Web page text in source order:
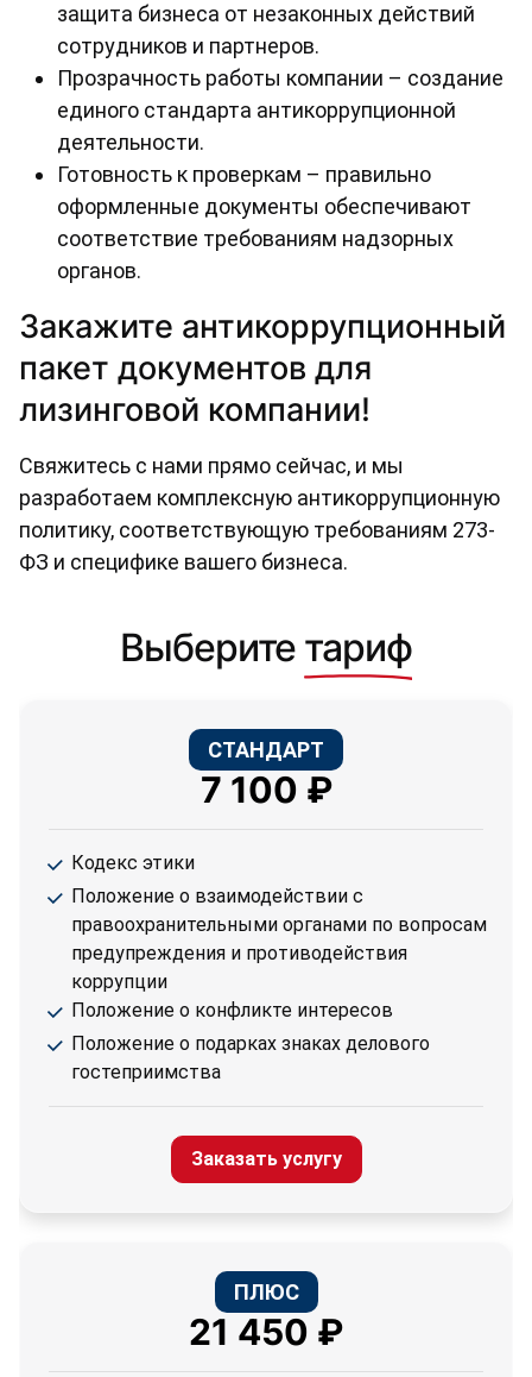
защита бизнеса от незаконных действий
сотрудников и партнеров.
Прозрачность работы компании – создание
единого стандарта антикоррупционной
деятельности.
Готовность к проверкам – правильно
оформленные документы обеспечивают
соответствие требованиям надзорных
органов.
Закажите антикоррупционный
пакет документов для
лизинговой компании!
Свяжитесь с нами прямо сейчас, и мы
разработаем комплексную антикоррупционную
политику, соответствующую требованиям 273-
ФЗ и специфике вашего бизнеса.
Выберите тариф
СТАНДАРТ
7 100 ₽
Кодекс этики
Положение о взаимодействии с
правоохранительными органами по вопросам
предупреждения и противодействия
коррупции
Положение о конфликте интересов
Положение о подарках знаках делового
гостеприимства
Заказать услугу
ПЛЮС
21 450 ₽